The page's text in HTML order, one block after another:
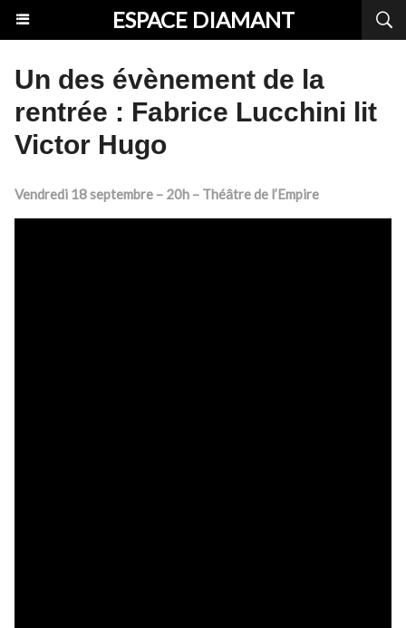
ESPACE DIAMANT
Un des évènement de la
rentrée : Fabrice Lucchini lit
Victor Hugo
Vendredi 18 septembre – 20h – Théâtre de l’Empire